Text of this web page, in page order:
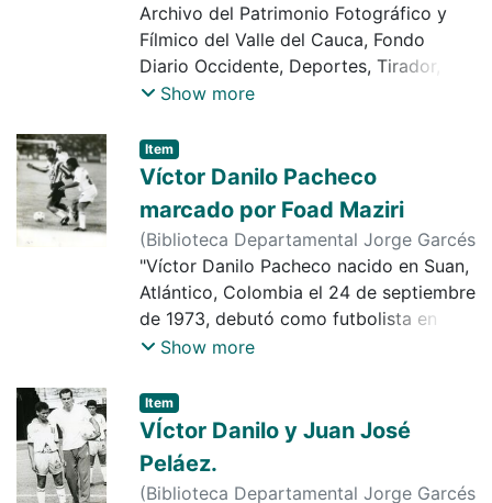
Archivo del Patrimonio Fotográfico y
Fílmico del Valle del Cauca, Fondo
Diario Occidente, Deportes, Tirador,
Bernardo Tovar
Show more
Item
Víctor Danilo Pacheco
marcado por Foad Maziri
(Biblioteca Departamental Jorge Garcés
Borrero ,1995-06-09)Diario Occidente
"Víctor Danilo Pacheco nacido en Suan,
Atlántico, Colombia el 24 de septiembre
de 1973, debutó como futbolista en
Atlético Junior en 1990 y se retiró en
con los clubes Junior Independiente
Medellín, Atlante de México, Unión
Magdalena, América de Cali, Atlético
Bucaramanga, Boyacá Chicó, Deportivo
Show more
Item
VÍctor Danilo y Juan José
Peláez.
(Biblioteca Departamental Jorge Garcés